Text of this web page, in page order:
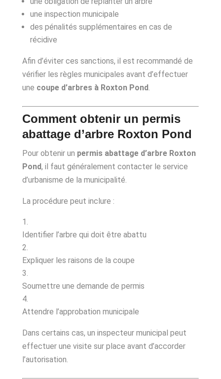
une inspection municipale
des pénalités supplémentaires en cas de
récidive
Afin d’éviter ces sanctions, il est recommandé de
vérifier les règles municipales avant d’effectuer
une coupe d’arbres à Roxton Pond.
Comment obtenir un permis
abattage d’arbre Roxton Pond
Pour obtenir un permis abattage d’arbre Roxton
Pond, il faut généralement contacter le service
d’urbanisme de la municipalité.
La procédure peut inclure :
Identifier l’arbre qui doit être abattu
Expliquer les raisons de la coupe
Soumettre une demande de permis
Attendre l’approbation municipale
Dans certains cas, un inspecteur municipal peut
effectuer une visite sur place avant d’accorder
l’autorisation.